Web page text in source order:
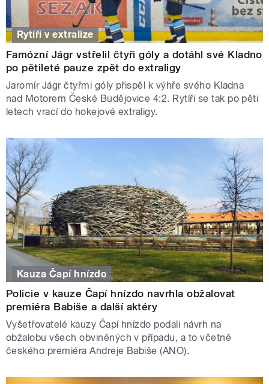
Rytíři v extralize
Famózní Jágr vstřelil čtyři góly a dotáhl své Kladno
po pětileté pauze zpět do extraligy
Jaromír Jágr čtyřmi góly přispěl k výhře svého Kladna
nad Motorem České Budějovice 4:2. Rytíři se tak po pěti
letech vrací do hokejové extraligy.
Kauza Čapí hnízdo
Policie v kauze Čapí hnízdo navrhla obžalovat
premiéra Babiše a další aktéry
Vyšetřovatelé kauzy Čapí hnízdo podali návrh na
obžalobu všech obviněných v případu, a to včetně
českého premiéra Andreje Babiše (ANO).